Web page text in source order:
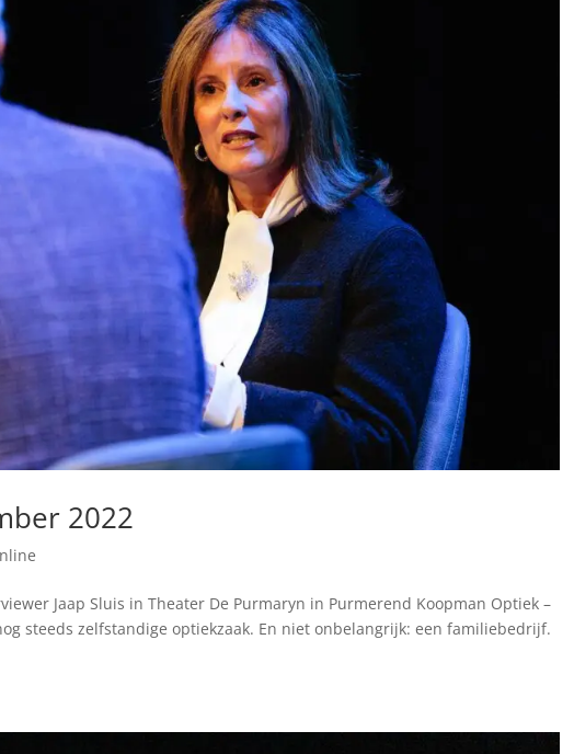
2022
Jaap Sluis in Theater De Purmaryn in Purmerend Koopman Optiek –
steeds zelfstandige optiekzaak. En niet onbelangrijk: een familiebedrijf.